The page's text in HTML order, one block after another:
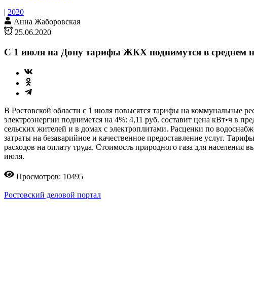
| 2020
Анна Жаборовская
25.06.2020
С 1 июля на Дону тарифы ЖКХ поднимутся в среднем
В Ростовской области с 1 июля повысятся тарифы на коммунальные
электроэнергии поднимется на 4%: 4,11 руб. составит цена кВт•ч в
сельских жителей и в домах с электроплитами. Расценки по
затраты на безаварийное и качественное предоставление услуг.
расходов на оплату труда. Стоимость природного газа для
июля.
Просмотров: 10495
Ростовский деловой портал